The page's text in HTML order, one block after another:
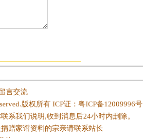
言交流
版权所有 ICP证： 粤ICP备12009996号
系我们说明,收到消息后24小时内删除。
赠家谱资料的宗亲请联系站长